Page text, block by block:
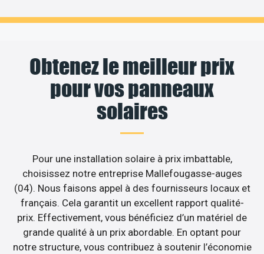
Obtenez le meilleur prix
pour vos panneaux
solaires
Pour une installation solaire à prix imbattable,
choisissez notre entreprise Mallefougasse-auges
(04). Nous faisons appel à des fournisseurs locaux et
français. Cela garantit un excellent rapport qualité-
prix. Effectivement, vous bénéficiez d’un matériel de
grande qualité à un prix abordable. En optant pour
notre structure, vous contribuez à soutenir l’économie